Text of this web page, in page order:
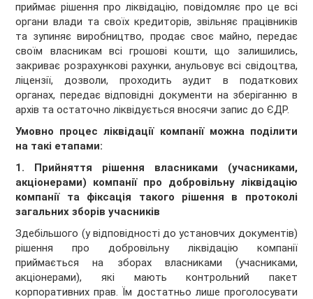
приймає рішення про ліквідацію, повідомляє про це всі
органи влади та своїх кредиторів, звільняє працівників
та зупиняє виробництво, продає своє майно, передає
своїм власникам всі грошові кошти, що залишились,
закриває розрахункові рахунки, анульовує всі свідоцтва,
ліцензії, дозволи, проходить аудит в податкових
органах, передає відповідні документи на зберіганню в
архів та остаточно ліквідується вносячи запис до ЄДР.
Умовно процес ліквідації компанії можна поділити
на такі етапами:
1. Прийняття рішення власниками (учасниками,
акціонерами) компанії про добровільну ліквідацію
компанії та фіксація такого рішення в протоколі
загальних зборів учасників
Здебільшого (у відповідності до установчих документів)
рішення про добровільну ліквідацію компанії
приймається на зборах власниками (учасниками,
акціонерами), які мають контрольний пакет
корпоративних прав. Їм достатньо лише проголосувати